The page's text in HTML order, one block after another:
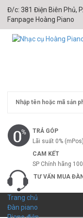
Đ/c: 381 Điện Biên Phủ,
Fanpage Hoàng Piano
TRẢ GÓP
Lãi suất 0% (mPos)
CAM KẾT
SP Chính hãng
TƯ VẤN MUA ĐÀN
Trang chủ
Đàn piano